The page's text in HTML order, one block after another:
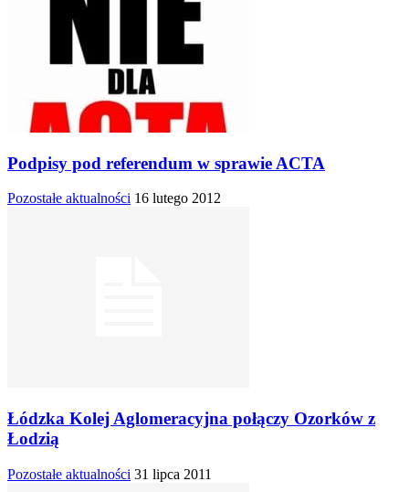
Podpisy pod referendum w sprawie ACTA
Pozostałe aktualności 16 lutego 2012
Łódzka Kolej Aglomeracyjna połączy Ozorków z
Łodzią
Pozostałe aktualności 31 lipca 2011